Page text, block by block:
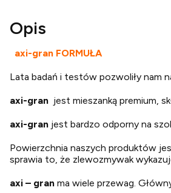
Opis
axi-gran FORMUŁA
Lata badań i testów pozwoliły nam
axi-gran jest mieszanką premium,
axi-gran jest bardzo odporny na
Powierzchnia naszych produktów
sprawia to, że zlewozmywak
axi – gran ma wiele przewag.